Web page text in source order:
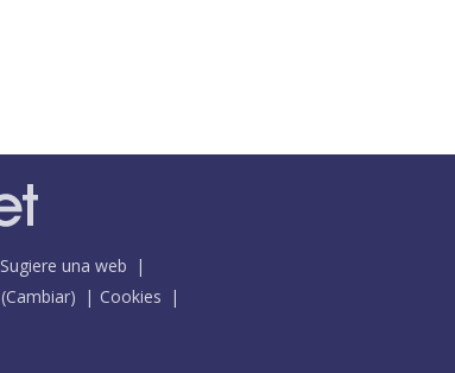
Sugiere una web
(Cambiar)
Cookies